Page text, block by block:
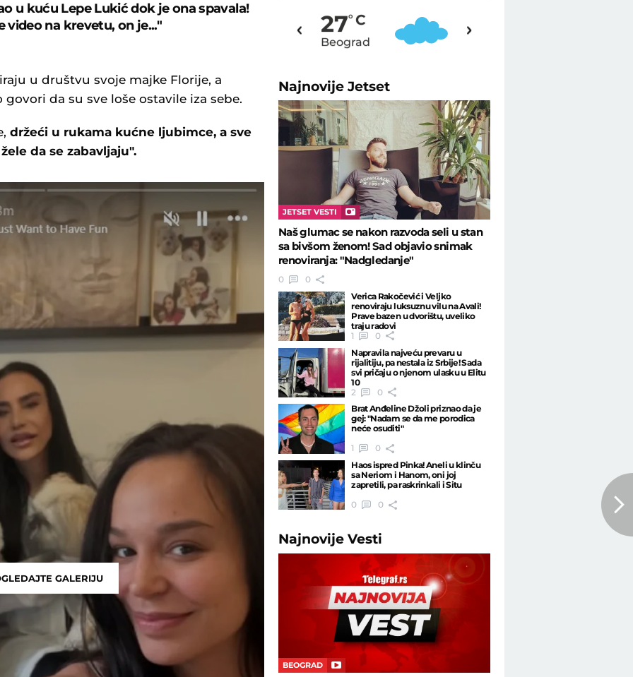
u kuću Lepe Lukić dok je ona spavala!
video na krevetu, on je..."
u društvu svoje majke Florije, a
da su sve loše ostavile iza sebe.
držeći u rukama kućne ljubimce, a sve
da se zabavljaju".
GALERIJU
22 C 27o C
Beograd
NajnovijeJetset
JETSET VESTI
Naš glumac se nakon razvoda seli u stan
sa bivšom ženom! Sad objavio snimak
renoviranja: "Nadgledanje"
0
0
Verica Rakočević i Veljko
renoviraju luksuznu vilu na Avali!
Prave bazen u dvorištu, uveliko
traju radovi
1
0
Napravila najveću prevaru u
rijalitiju, pa nestala iz Srbije! Sada
svi pričaju o njenom ulasku u Elitu
10
2
0
Brat Anđeline Džoli priznao da je
gej: "Nadam se da me porodica
neće osuditi"
1
0
Haos ispred Pinka! Aneli u klinču
sa Neriom i Hanom, oni joj
zapretili, pa raskrinkali i Situ
0
0
NajnovijeVesti
BEOGRAD